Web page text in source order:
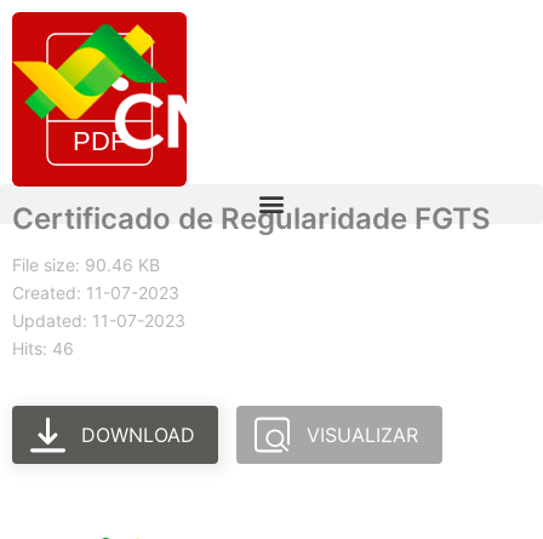
Certificado de Regularidade FGTS
File size: 90.46 KB
Created: 11-07-2023
Updated: 11-07-2023
Hits: 46
DOWNLOAD VISUALIZAR